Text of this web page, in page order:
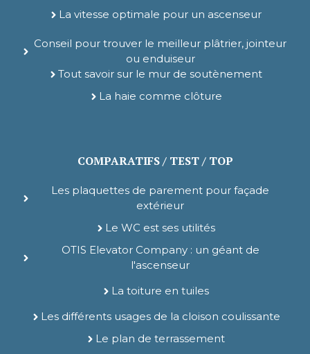
La vitesse optimale pour un ascenseur
Conseil pour trouver le meilleur plâtrier, jointeur
ou enduiseur
Tout savoir sur le mur de soutènement
La haie comme clôture
COMPARATIFS / TEST / TOP
Les plaquettes de parement pour façade
extérieur
Le WC est ses utilités
OTIS Elevator Company : un géant de
l'ascenseur
La toiture en tuiles
Les différents usages de la cloison coulissante
Le plan de terrassement